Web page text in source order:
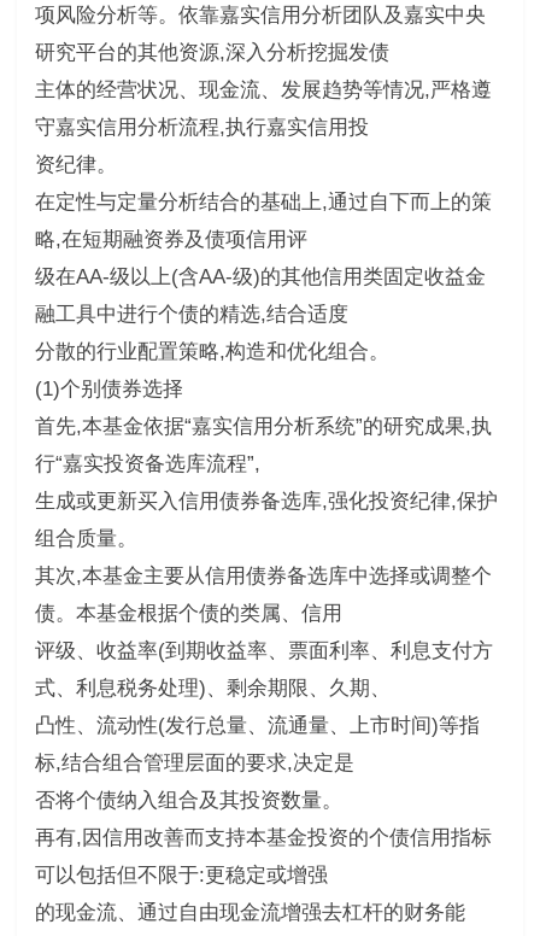
项风险分析等。依靠嘉实信用分析团队及嘉实中央
研究平台的其他资源,深入分析挖掘发债
主体的经营状况、现金流、发展趋势等情况,严格遵
守嘉实信用分析流程,执行嘉实信用投
资纪律。
在定性与定量分析结合的基础上,通过自下而上的策
略,在短期融资券及债项信用评
级在AA-级以上(含AA-级)的其他信用类固定收益金
融工具中进行个债的精选,结合适度
分散的行业配置策略,构造和优化组合。
(1)个别债券选择
首先,本基金依据“嘉实信用分析系统”的研究成果,执
行“嘉实投资备选库流程”,
生成或更新买入信用债券备选库,强化投资纪律,保护
组合质量。
其次,本基金主要从信用债券备选库中选择或调整个
债。本基金根据个债的类属、信用
评级、收益率(到期收益率、票面利率、利息支付方
式、利息税务处理)、剩余期限、久期、
凸性、流动性(发行总量、流通量、上市时间)等指
标,结合组合管理层面的要求,决定是
否将个债纳入组合及其投资数量。
再有,因信用改善而支持本基金投资的个债信用指标
可以包括但不限于:更稳定或增强
的现金流、通过自由现金流增强去杠杆的财务能